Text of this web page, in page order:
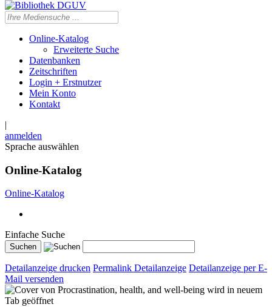
Online-Katalog
Erweiterte Suche
Datenbanken
Zeitschriften
Login + Erstnutzer
Mein Konto
Kontakt
|
anmelden
Sprache auswählen
Online-Katalog
Online-Katalog
Einfache Suche
Detailanzeige drucken Permalink Detailanzeige Detailanzeige per E-
Mail versenden
wird in neuem
Tab geöffnet